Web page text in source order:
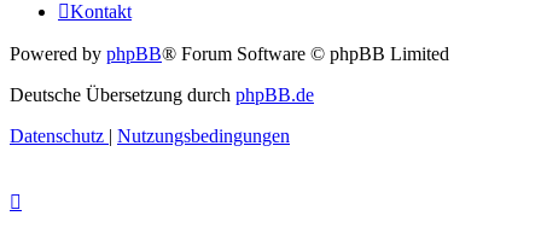
Kontakt
Powered by phpBB® Forum Software © phpBB Limited
Deutsche Übersetzung durch phpBB.de
Datenschutz
Nutzungsbedingungen